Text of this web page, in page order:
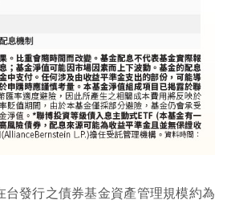
台發行之債券基金資產管理規模約為